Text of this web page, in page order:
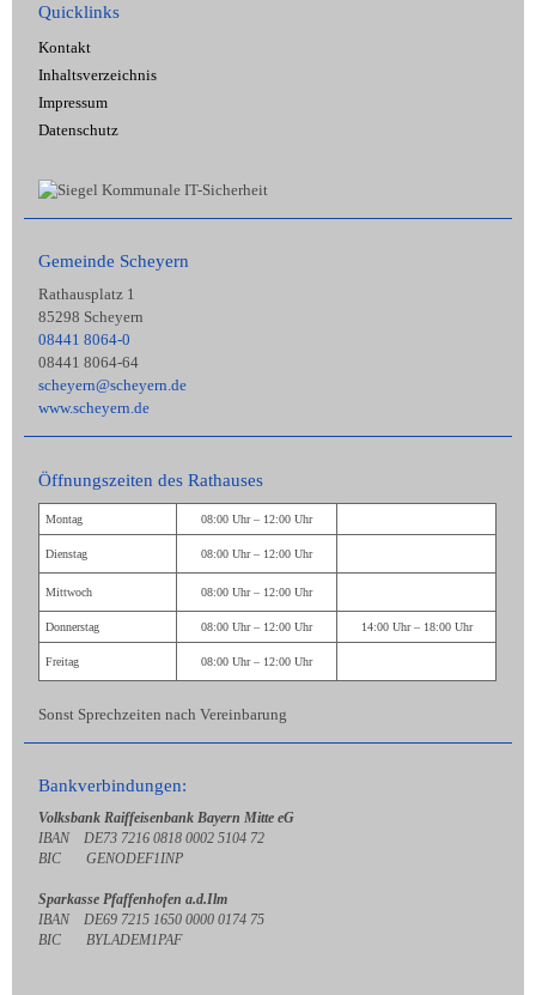
Quicklinks
Kontakt
Inhaltsverzeichnis
Impressum
Datenschutz
Gemeinde Scheyern
Rathausplatz 1
85298 Scheyern
08441 8064-0
08441 8064-64
scheyern@scheyern.de
www.scheyern.de
Öffnungszeiten des Rathauses
Montag 08:00 Uhr – 12:00 Uhr
Dienstag 08:00 Uhr – 12:00 Uhr
Mittwoch 08:00 Uhr – 12:00 Uhr
Donnerstag 08:00 Uhr – 12:00 Uhr 14:00 Uhr – 18:00 Uhr
Freitag 08:00 Uhr – 12:00 Uhr
Sonst Sprechzeiten nach Vereinbarung
Bankverbindungen:
Volksbank Raiffeisenbank Bayern Mitte eG
IBAN DE73 7216 0818 0002 5104 72
BIC GENODEF1INP
Sparkasse Pfaffenhofen a.d.Ilm
IBAN DE69 7215 1650 0000 0174 75
BIC BYLADEM1PAF